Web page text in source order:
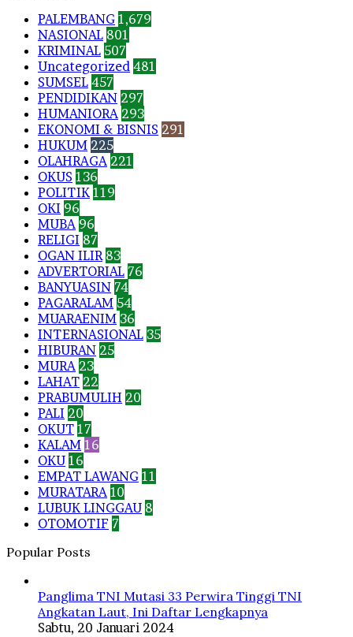
PALEMBANG 1,679
NASIONAL 801
KRIMINAL 507
Uncategorized 481
SUMSEL 457
PENDIDIKAN 297
HUMANIORA 293
EKONOMI & BISNIS 291
HUKUM 225
OLAHRAGA 221
OKUS 136
POLITIK 119
OKI 96
MUBA 96
RELIGI 87
OGAN ILIR 83
ADVERTORIAL 76
BANYUASIN 74
PAGARALAM 54
MUARAENIM 36
INTERNASIONAL 35
HIBURAN 25
MURA 23
LAHAT 22
PRABUMULIH 20
PALI 20
OKUT 17
KALAM 16
OKU 16
EMPAT LAWANG 11
MURATARA 10
LUBUK LINGGAU 8
OTOMOTIF 7
Popular Posts
Panglima TNI Mutasi 33 Perwira Tinggi TNI
Angkatan Laut, Ini Daftar Lengkapnya
Sabtu, 20 Januari 2024